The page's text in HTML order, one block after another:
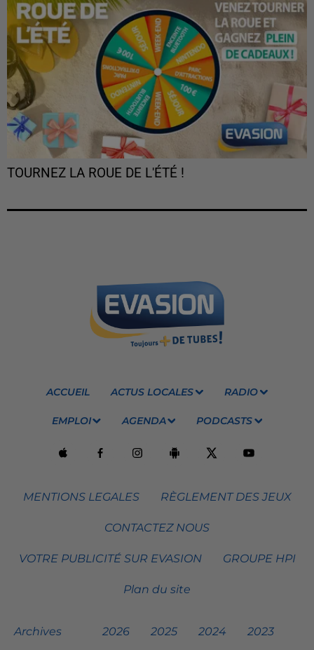
TOURNEZ LA ROUE DE L'ÉTÉ !
ACCUEIL ACTUS LOCALES RADIO
EMPLOI AGENDA PODCASTS
MENTIONS LEGALES RÈGLEMENT DES JEUX
CONTACTEZ NOUS
VOTRE PUBLICITÉ SUR EVASION GROUPE HPI
Plan du site
Archives 2026 2025 2024 2023